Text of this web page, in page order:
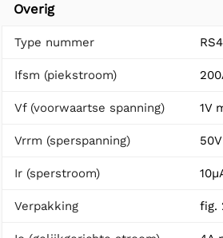
Overig
Type nummer
Ifsm (piekstroom)
Vf (voorwaartse spanning) 1V
Vrrm (sperspanning)
Ir (sperstroom)
Verpakking fig.